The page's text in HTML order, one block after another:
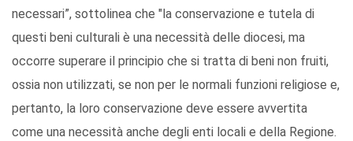
necessari”, sottolinea che "la conservazione e tutela di
questi beni culturali è una necessità delle diocesi, ma
occorre superare il principio che si tratta di beni non fruiti,
ossia non utilizzati, se non per le normali funzioni religiose e,
pertanto, la loro conservazione deve essere avvertita
come una necessità anche degli enti locali e della Regione.